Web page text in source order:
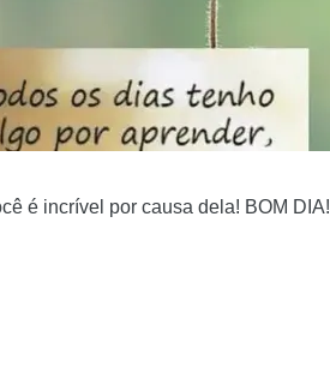
é incrível por causa dela! BOM DIA!